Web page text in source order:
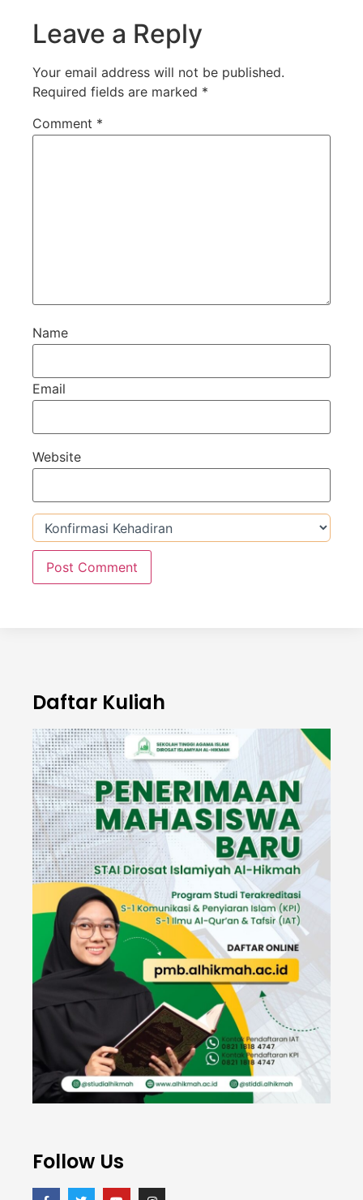
Leave a Reply
Your email address will not be published.
Required fields are marked *
Comment *
Name
Email
Website
Daftar Kuliah
Follow Us